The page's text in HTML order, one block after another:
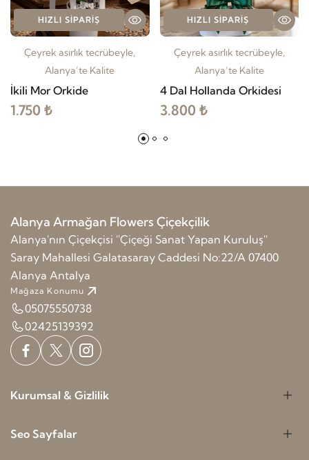
HIZLI SIPARIŞ
Çeyrek asırlık tecrübeyle,
Alanya’te Kalite
İkili Mor Orkide
1.750 ₺
HIZLI SIPARIŞ
Çeyrek asırlık tecrübeyle,
Alanya’te Kalite
4 Dal Hollanda Orkidesi
3.800 ₺
Alanya Armağan Flowers Çiçekçilik
Alanya'nın Çiçekçisi ''Çiçeği Sanat Yapan Kuruluş''
Saray Mahallesi Galatasaray Caddesi No:22/A 07400
Alanya Antalya
Mağaza Konumu
05075550738
02425139392
Kurumsal & Gizlilik
Seo Sayfalar